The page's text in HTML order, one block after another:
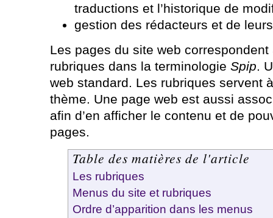
traductions et l’historique de
gestion des rédacteurs et de
Les pages du site web
rubriques dans la terminologie Spip.
web standard. Les rubriques servent
thème. Une page web est aussi
afin d’en afficher le contenu et de
pages.
Table des matières de l'article
Les rubriques
Menus du site et rubriques
Ordre d’apparition dans les menus